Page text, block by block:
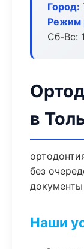
Город:
Режим
Сб-Вс:
в
без
документы
Наши